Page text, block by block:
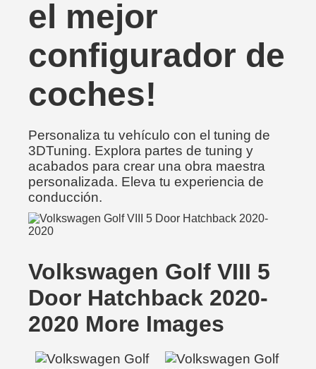
el mejor
configurador de
coches!
Personaliza tu vehículo con el tuning de
3DTuning. Explora partes de tuning y
acabados para crear una obra maestra
personalizada. Eleva tu experiencia de
conducción.
Volkswagen Golf VIII 5
Door Hatchback 2020-
2020 More Images